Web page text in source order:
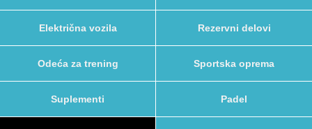
Električna vozila Rezervni delovi
Odeća za trening Sportska oprema
Suplementi Padel